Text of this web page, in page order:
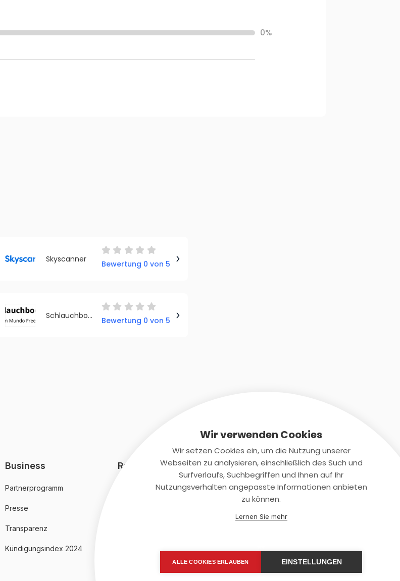
0%
Skyscanner
Bewertung 0 von 5
Schlauchboot Plaza
Bewertung 0 von 5
Business
Partnerprogramm
Presse
Transparenz
Kündigungsindex 2024
Rechtliches Kontaktiere uns
+(49)2131/708-4280
Wir verwenden Cookies
Wir setzen Cookies ein, um die Nutzung unserer
Webseiten zu analysieren, einschließlich des Such und
Surfverlaufs, Suchbegriffen und Ihnen auf Ihr
Nutzungsverhalten angepasste Informationen anbieten
zu können.
Lernen Sie mehr
ALLE COOKIES ERLAUBEN EINSTELLUNGEN